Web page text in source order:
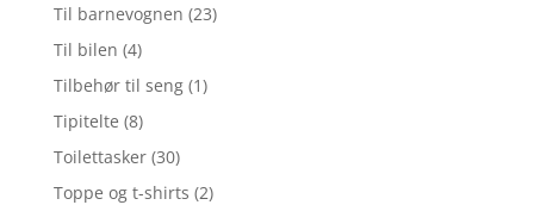
Til barnevognen (23)
Til bilen (4)
Tilbehør til seng (1)
Tipitelte (8)
Toilettasker (30)
Toppe og t-shirts (2)